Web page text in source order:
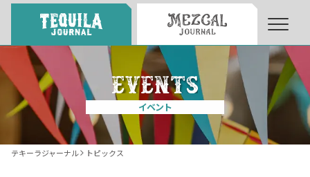
About About Tequila Journal
テキーラとは What’s Tequila
イベント
テキーラジャーナル トピックス